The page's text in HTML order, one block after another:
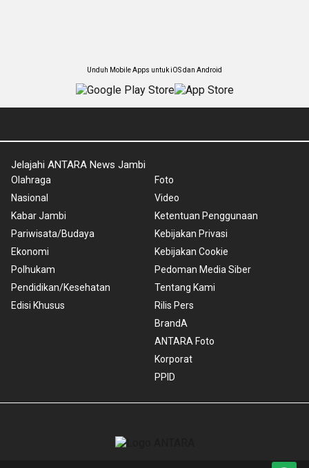
Unduh Mobile Apps untuk iOS dan Android
Jelajahi ANTARA News Jambi
Olahraga
Nasional
Kabar Jambi
Pariwisata/Budaya
Ekonomi
Polhukam
Pendidikan/Kesehatan
Edisi Khusus
Foto
Video
Ketentuan Penggunaan
Kebijakan Privasi
Kebijakan Cookie
Pedoman Media Siber
Tentang Kami
Rilis Pers
BrandA
ANTARA Foto
Korporat
PPID